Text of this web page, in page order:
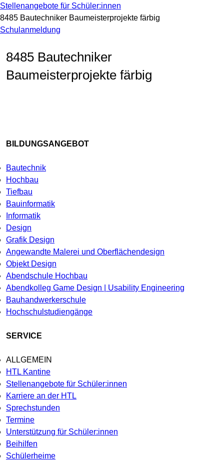
Stellenangebote für Schüler:innen
8485 Bautechniker Baumeisterprojekte färbig
Schulanmeldung
8485 Bautechniker
Baumeisterprojekte färbig
BILDUNGSANGEBOT
Bautechnik
Hochbau
Tiefbau
Bauinformatik
Informatik
Design
Grafik Design
Angewandte Malerei und Oberflächendesign
Objekt Design
Abendschule Hochbau
Abendkolleg Game Design | Usability Engineering
Bauhandwerkerschule
Hochschulstudiengänge
SERVICE
ALLGEMEIN
HTL Kantine
Stellenangebote für Schüler:innen
Karriere an der HTL
Sprechstunden
Termine
Unterstützung für Schüler:innen
Beihilfen
Schülerheime